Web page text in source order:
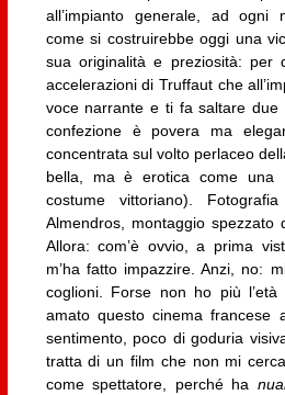
all’impianto generale, ad ogni
come si costruirebbe oggi una
sua originalità e preziosità: per
accelerazioni di Truffaut che
voce narrante e ti fa saltare due
confezione è povera ma
concentrata sul volto perlaceo
bella, ma è erotica come una
costume vittoriano).
Almendros, montaggio spezzato
Allora: com’è ovvio, a prima
m’ha fatto impazzire. Anzi, no:
coglioni. Forse non ho più
amato questo cinema francese
sentimento, poco di goduria
tratta di un film che non mi
come spettatore, perché ha